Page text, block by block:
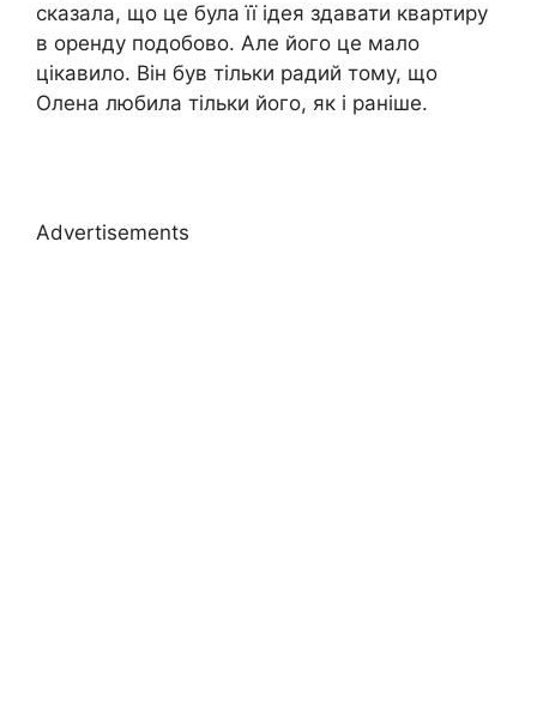
сказала, що це була її ідея здавати квартиру
в оренду подобово. Але його це мало
цікавило. Він був тільки радий тому, що
Олена любила тільки його, як і раніше.
Advertisements